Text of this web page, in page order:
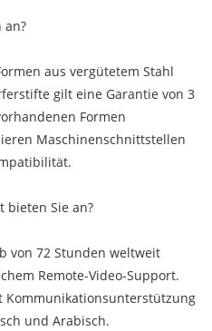
an?
aus vergütetem Stahl
gilt eine Garantie von 3
Formen
Maschinenschnittstellen
bieten Sie an?
von 72 Stunden weltweit
Remote-Video-Support.
Kommunikationsunterstützung
und Arabisch.